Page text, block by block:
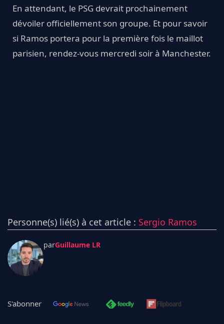
En attendant, le PSG devrait prochainement
dévoiler officiellement son groupe. Et pour savoir
si Ramos portera pour la première fois le maillot
parisien, rendez-vous mercredi soir à Manchester.
Personne(s) lié(s) à cet article : Sergio Ramos
parGuillaume LR
S'abonner